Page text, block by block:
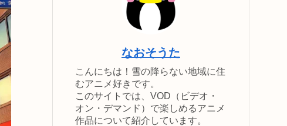
なおそうた
こんにちは！雪の降らない地域に住
むアニメ好きです。
このサイトでは、VOD（ビデオ・
オン・デマンド）で楽しめるアニメ
作品について紹介しています。